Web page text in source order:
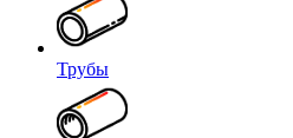
Трубы